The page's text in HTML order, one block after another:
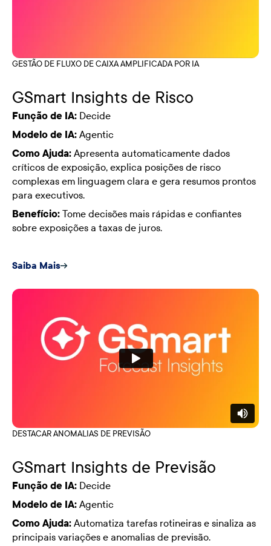
GESTÃO DE FLUXO DE CAIXA AMPLIFICADA POR IA
GSmart Insights de Risco
Função de IA: Decide
Modelo de IA:Agentic
Como Ajuda:Apresenta automaticamente dados
críticos de exposição, explica posições de risco
complexas em linguagem clara e gera resumos prontos
para executivos.
Benefício:Tome decisões mais rápidas e confiantes
sobre exposições a taxas de juros.
Saiba Mais
DESTACAR ANOMALIAS DE PREVISÃO
GSmart Insights de Previsão
Função de IA: Decide
Modelo de IA:Agentic
Como Ajuda:Automatiza tarefas rotineiras e sinaliza as
principais variações e anomalias de previsão.